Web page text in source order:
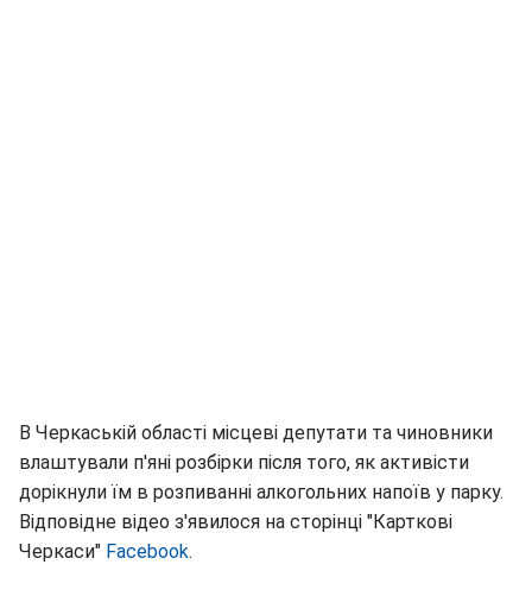
В Черкаській області місцеві депутати та чиновники
влаштували п'яні розбірки після того, як активісти
дорікнули їм в розпиванні алкогольних напоїв у парку.
Відповідне відео з'явилося на сторінці "Карткові
Черкаси" Facebook.